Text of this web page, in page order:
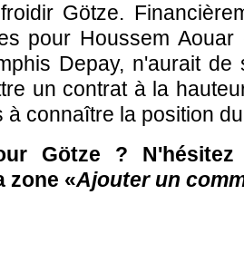
Götze.
pour Houssem Aouar
Depay, n'aurait
un contrat à la
à connaître la position
Götze ?
zone «Ajouter un